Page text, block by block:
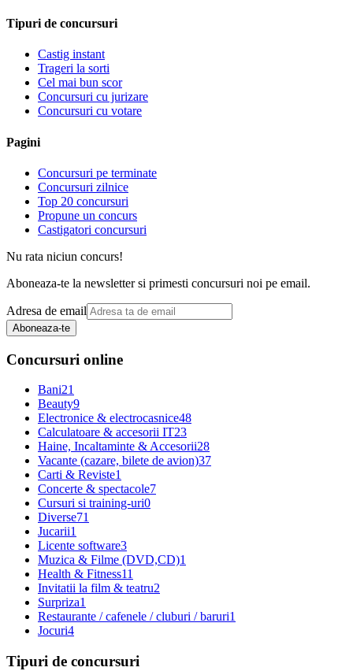
Tipuri de concursuri
Castig instant
Trageri la sorti
Cel mai bun scor
Concursuri cu jurizare
Concursuri cu votare
Pagini
Concursuri pe terminate
Concursuri zilnice
Top 20 concursuri
Propune un concurs
Castigatori concursuri
Nu rata niciun concurs!
Aboneaza-te la newsletter si primesti concursuri noi pe email.
Adresa de email
Aboneaza-te
Concursuri online
Bani21
Beauty9
Electronice & electrocasnice48
Calculatoare & accesorii IT23
Haine, Incaltaminte & Accesorii28
Vacante (cazare, bilete de avion)37
Carti & Reviste1
Concerte & spectacole7
Cursuri si training-uri0
Diverse71
Jucarii1
Licente software3
Muzica & Filme (DVD,CD)1
Health & Fitness11
Invitatii la film & teatru2
Surpriza1
Restaurante / cafenele / cluburi / baruri1
Jocuri4
Tipuri de concursuri